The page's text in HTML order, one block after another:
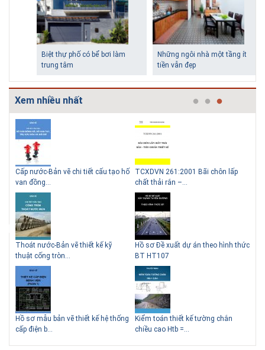
Biệt thự phố có bể bơi làm
trung tâm
Những ngôi nhà một tầng ít
tiền vẫn đẹp
Lý do nên sử dụng gạch block
để xây nhà
Thiết kế nhà siêu nhỏ độc đáo
Giải pháp xử lý thấm chân
tường
Xem nhiều nhất
Cấp nước-Bản vẽ chi tiết cấu tạo hố
van đồng...
Thoát nước-Bản vẽ thiết kế kỹ
thuật cống tròn...
Hồ sơ mẫu bản vẽ thiết kế hệ thống
cấp điện b...
TCXDVN 261:2001 Bãi chôn lấp
chất thải rắn –...
Hồ sơ Đề xuất dự án theo hình thức
BT HT107
Kiểm toán thiết kế tường chắn
chiều cao Htb =...